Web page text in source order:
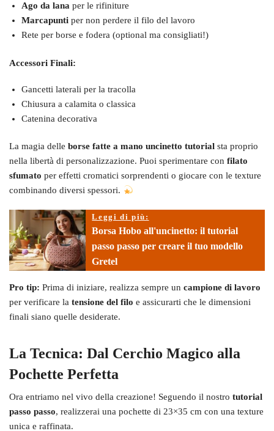
Ago da lana per le rifiniture
Marcapunti per non perdere il filo del lavoro
Rete per borse e fodera (optional ma consigliati!)
Accessori Finali:
Gancetti laterali per la tracolla
Chiusura a calamita o classica
Catenina decorativa
La magia delle borse fatte a mano uncinetto tutorial sta proprio
nella libertà di personalizzazione. Puoi sperimentare con filato
sfumato per effetti cromatici sorprendenti o giocare con le texture
combinando diversi spessori.
Leggi di più:
Borsa Hobo all'uncinetto: il tutorial
passo passo per creare il tuo modello
Gretel
Pro tip: Prima di iniziare, realizza sempre un campione di lavoro
per verificare la tensione del filo e assicurarti che le dimensioni
finali siano quelle desiderate.
La Tecnica: Dal Cerchio Magico alla
Pochette Perfetta
Ora entriamo nel vivo della creazione! Seguendo il nostro tutorial
passo passo, realizzerai una pochette di 23×35 cm con una texture
unica e raffinata.